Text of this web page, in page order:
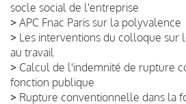
socle social de l'entreprise
> APC Fnac Paris sur la polyvalence
> Les interventions du colloque sur
au travail
> Calcul de l'indemnité de rupture
fonction publique
> Rupture conventionnelle dans la